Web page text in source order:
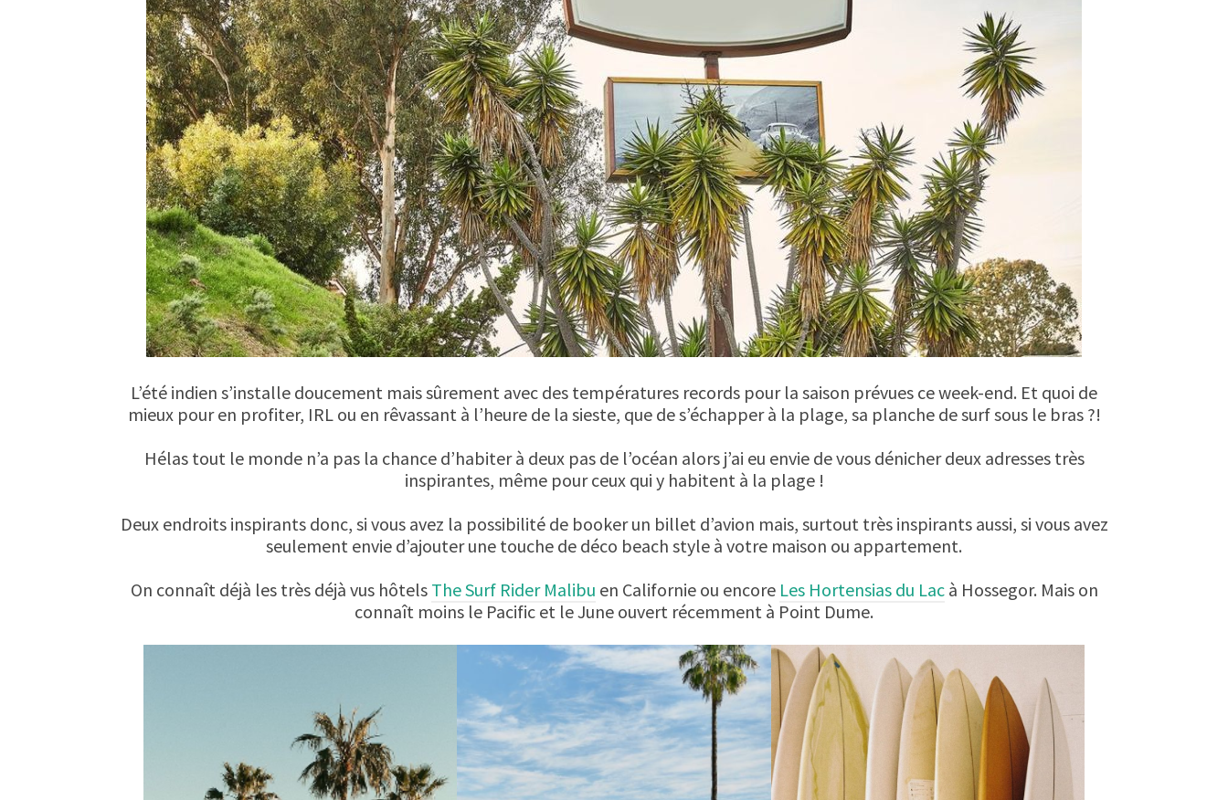
L’été indien s’installe doucement mais sûrement avec des températures records pour la saison prévues ce week-end. Et quoi de
mieux pour en profiter, IRL ou en rêvassant à l’heure de la sieste, que de s’échapper à la plage, sa planche de surf sous le bras ?!
Hélas tout le monde n’a pas la chance d’habiter à deux pas de l’océan alors j’ai eu envie de vous dénicher deux adresses très
inspirantes, même pour ceux qui y habitent à la plage !
Deux endroits inspirants donc, si vous avez la possibilité de booker un billet d’avion mais, surtout très inspirants aussi, si vous avez
seulement envie d’ajouter une touche de déco beach style à votre maison ou appartement.
On connaît déjà les très déjà vus hôtels The Surf Rider Malibu en Californie ou encore Les Hortensias du Lacà Hossegor. Mais on
connaît moins le Pacific et le June ouvert récemment à Point Dume.